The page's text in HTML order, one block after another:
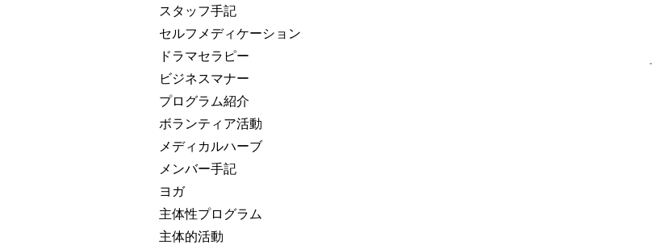
スタッフ手記
セルフメディケーション
ドラマセラピー
ビジネスマナー
プログラム紹介
ボランティア活動
メディカルハーブ
メンバー手記
ヨガ
主体性プログラム
主体的活動